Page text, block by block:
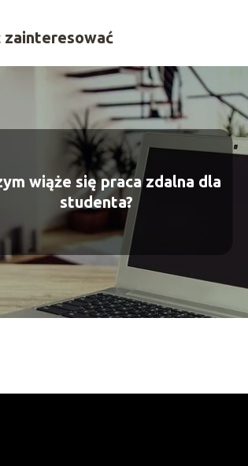
zainteresować
wiąże się praca zdalna dla
studenta?